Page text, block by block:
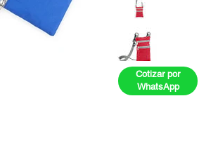
Cotizar por
WhatsApp